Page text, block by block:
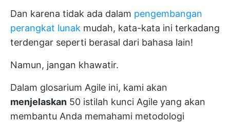
Dan karena tidak ada dalam pengembangan
perangkat lunak mudah, kata-kata ini terkadang
terdengar seperti berasal dari bahasa lain!
Namun, jangan khawatir.
Dalam glosarium Agile ini, kami akan
menjelaskan 50 istilah kunci Agile yang akan
membantu Anda memahami metodologi